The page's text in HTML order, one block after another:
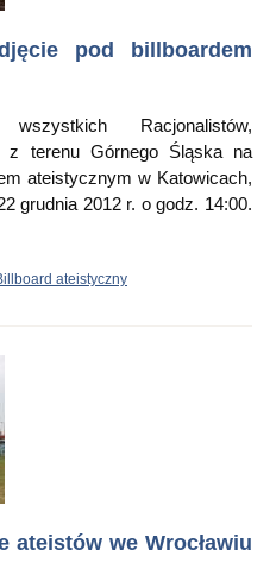
pod billboardem
Racjonalistów,
z terenu Górnego Śląska na
ateistycznym w Katowicach,
grudnia 2012 r. o godz. 14:00.
ateistyczny
ateistów we Wrocławiu